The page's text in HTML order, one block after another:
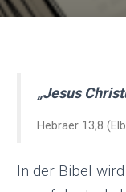
„Jesus
Hebräer 13,8
In der Bibel